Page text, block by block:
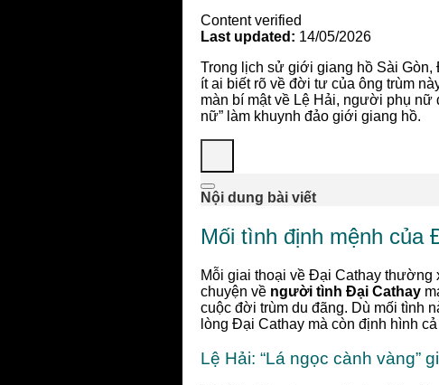
Content verified
Last updated: 14/05/2026
Trong lịch sử giới giang hồ Sài
ít ai biết rõ về đời tư của ông trùm
màn bí mật về Lệ Hải, người phụ nữ
nữ” làm khuynh đảo giới giang hồ.
Nội dung bài viết
Mối tình định mệnh của
Mỗi giai thoại về Đại Cathay thường
chuyện về người tình Đại Cathay
cuộc đời trùm du đãng. Dù mối tình
lòng Đại Cathay mà còn định hình
Lệ Hải: “Lá ngọc cành vàng”